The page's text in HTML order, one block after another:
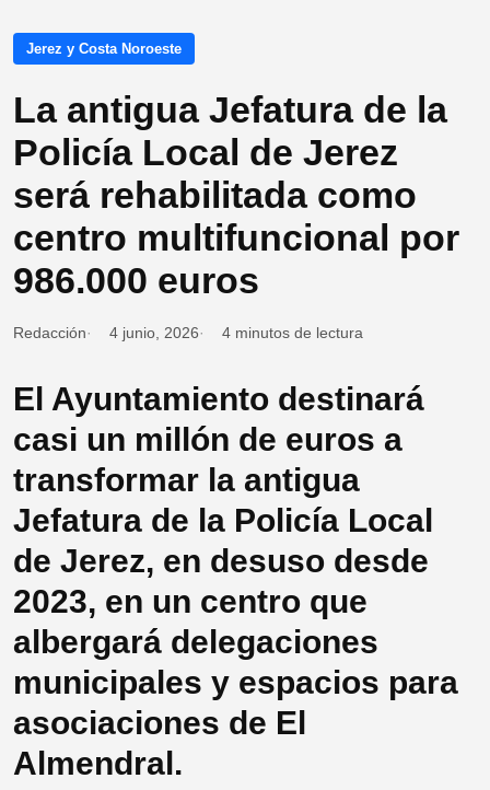
Jerez y Costa Noroeste
La antigua Jefatura de la
Policía Local de Jerez
será rehabilitada como
centro multifuncional por
986.000 euros
Redacción 4 junio, 2026 4 minutos de lectura
El Ayuntamiento destinará
casi un millón de euros a
transformar la antigua
Jefatura de la Policía Local
de Jerez, en desuso desde
2023, en un centro que
albergará delegaciones
municipales y espacios para
asociaciones de El
Almendral.